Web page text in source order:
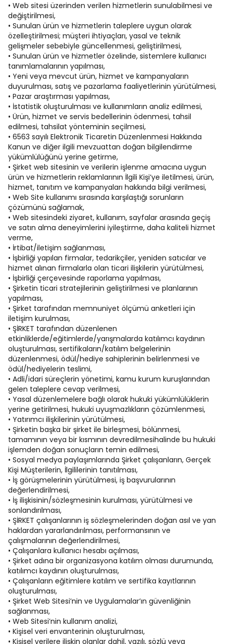
• Web sitesi üzerinden verilen hizmetlerin sunulabilmesi ve
değiştirilmesi,
• Sunulan ürün ve hizmetlerin taleplere uygun olarak
özelleştirilmesi; müşteri ihtiyaçları, yasal ve teknik
gelişmeler sebebiyle güncellenmesi, geliştirilmesi,
• Sunulan ürün ve hizmetler özelinde, sistemlere kullanıcı
tanımlamalarının yapılması,
• Yeni veya mevcut ürün, hizmet ve kampanyaların
duyurulması, satış ve pazarlama faaliyetlerinin yürütülmesi,
• Pazar araştırması yapılması,
• İstatistik oluşturulması ve kullanımların analiz edilmesi,
• Ürün, hizmet ve servis bedellerinin ödenmesi, tahsil
edilmesi, tahsilat yönteminin seçilmesi,
• 6563 sayılı Elektronik Ticaretin Düzenlenmesi Hakkında
Kanun ve diğer ilgili mevzuattan doğan bilgilendirme
yükümlülüğünü yerine getirme,
• Şirket web sitesinin ve verilerin işlenme amacına uygun
ürün ve hizmetlerin reklamlarının İlgili Kişi’ye iletilmesi, ürün,
hizmet, tanıtım ve kampanyaları hakkında bilgi verilmesi,
• Web Site kullanımı sırasında karşılaştığı sorunların
çözümünü sağlamak,
• Web sitesindeki ziyaret, kullanım, sayfalar arasında geçiş
ve satın alma deneyimlerini iyileştirme, daha kaliteli hizmet
verme,
• İrtibat/iletişim sağlanması,
• İşbirliği yapılan firmalar, tedarikçiler, yeniden satıcılar ve
hizmet alınan firmalarla olan ticari ilişkilerin yürütülmesi,
• İşbirliği çerçevesinde raporlama yapılması,
• Şirketin ticari stratejilerinin geliştirilmesi ve planlarının
yapılması,
• Şirket tarafından memnuniyet ölçümü anketleri için
iletişim kurulması,
• ŞİRKET tarafından düzenlenen
etkinliklerde/eğitimlerde/yarışmalarda katılımcı kaydının
oluşturulması, sertifikaların/katılım belgelerinin
düzenlenmesi, ödül/hediye sahiplerinin belirlenmesi ve
ödül/hediyelerin teslimi,
• Adli/idari süreçlerin yönetimi, kamu kurum kuruşlarından
gelen taleplere cevap verilmesi,
• Yasal düzenlemelere bağlı olarak hukuki yükümlülüklerin
yerine getirilmesi, hukuki uyuşmazlıkların çözümlenmesi,
• Yatırımcı ilişkilerinin yürütülmesi,
• Şirketin başka bir şirket ile birleşmesi, bölünmesi,
tamamının veya bir kısmının devredilmesihalinde bu hukuki
işlemden doğan sonuçların temin edilmesi,
• Sosyal medya paylaşımlarında Şirket çalışanların, Gerçek
Kişi Müşterilerin, İlgililerinin tanıtılması,
• İş görüşmelerinin yürütülmesi, iş başvurularının
değerlendirilmesi,
• İş ilişkisinin/sözleşmesinin kurulması, yürütülmesi ve
sonlandırılması,
• ŞİRKET çalışanlarının iş sözleşmelerinden doğan asıl ve yan
haklardan yararlandırılması, performansının ve
çalışmalarının değerlendirilmesi,
• Çalışanlara kullanıcı hesabı açılması,
• Şirket adına bir organizasyona katılım olması durumunda,
katılımcı kaydının oluşturulması,
• Çalışanların eğitimlere katılım ve sertifika kayıtlarının
oluşturulması,
• Şirket Web Sitesi’nin ve Uygulamalar’ın güvenliğinin
sağlanması,
• Web Sitesi’nin kullanım analizi,
• Kişisel veri envanterinin oluşturulması,
• Kişisel verilere ilişkin olanlar dahil, yazılı, sözlü veya